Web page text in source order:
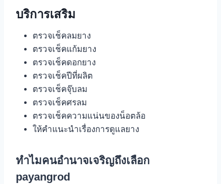
บริการเสริม
ตรวจเช็คลมยาง
ตรวจเช็คแก้มยาง
ตรวจเช็คดอกยาง
ตรวจเช็คปีที่ผลิต
ตรวจเช็คจุ๊บลม
ตรวจเช็คศรลม
ตรวจเช็คความแน่นของน็อตล้อ
ให้คำแนะนำเรื่องการดูแลยาง
ทำไมคนอำนาจเจริญถึงเลือก
payangrod